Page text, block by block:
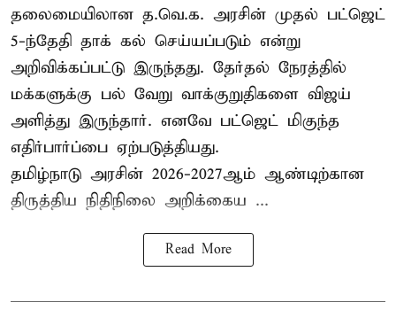
தலைமையிலான த.வெ.க. அரசின் முதல் பட்ஜெட்
5-ந்தேதி தாக் கல் செய்யப்படும் என்று
அறிவிக்கப்பட்டு இருந்தது. தேர்தல் நேரத்தில்
மக்களுக்கு பல் வேறு வாக்குறுதிகளை விஜய்
அளித்து இருந்தார். எனவே பட்ஜெட் மிகுந்த
எதிர்பார்ப்பை ஏற்படுத்தியது.
தமிழ்நாடு அரசின் 2026-2027ஆம் ஆண்டிற்கான
திருத்திய நிதிநிலை அறிக்கைய ...
Read More